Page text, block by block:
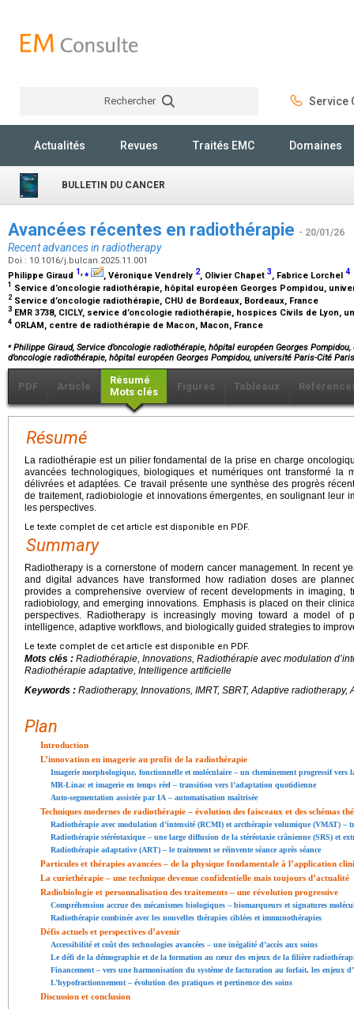
Rechercher Service
Actualités Revues Traités EMC Domaines
BULLETIN DU CANCER
Avancées récentes en radiothérapie - 20/01/26
Recent advances in radiotherapy
Doi : 10.1016/j.bulcan.2025.11.001
Philippe Giraud 1,⁎ , Véronique Vendrely 2, Olivier Chapet 3, Fabrice Lorchel 4
1 Service d’oncologie radiothérapie, hôpital européen Georges Pompidou,
2 Service d’oncologie radiothérapie, CHU de Bordeaux, Bordeaux, France
3 EMR 3738, CICLY, service d’oncologie radiothérapie, hospices Civils de Lyon,
4 ORLAM, centre de radiothérapie de Macon, Macon, France
⁎Philippe Giraud, Service d’oncologie radiothérapie, hôpital européen Georges
d’oncologie radiothérapie, hôpital européen Georges Pompidou, université Paris-Cité
PDF Article
Résumé
Mots clés
Figures Tableaux
Résumé
La radiothérapie est un pilier fondamental de la prise en charge
avancées technologiques, biologiques et numériques ont transformé la
délivrées et adaptées. Ce travail présente une synthèse des progrès
de traitement, radiobiologie et innovations émergentes, en soulignant leur
les perspectives.
Le texte complet de cet article est disponible en PDF.
Summary
Radiotherapy is a cornerstone of modern cancer management. In recent
and digital advances have transformed how radiation doses are
provides a comprehensive overview of recent developments in imaging,
radiobiology, and emerging innovations. Emphasis is placed on their
perspectives. Radiotherapy is increasingly moving toward a model of
intelligence, adaptive workflows, and biologically guided strategies to
Le texte complet de cet article est disponible en PDF.
Mots clés : Radiothérapie, Innovations, Radiothérapie avec modulation
Radiothérapie adaptative, Intelligence artificielle
Keywords : Radiotherapy, Innovations, IMRT, SBRT, Adaptive radiotherapy,
Plan
Introduction
L’innovation en imagerie au profit de la radiothérapie
Imagerie morphologique, fonctionnelle et moléculaire – un cheminement progressif vers
MR-Linac et imagerie en temps réel – transition vers l’adaptation quotidienne
Auto-segmentation assistée par IA – automatisation maîtrisée
Techniques modernes de radiothérapie – évolution des faisceaux et des schémas
Radiothérapie avec modulation d’intensité (RCMI) et arcthérapie volumique (VMAT) –
Radiothérapie stéréotaxique – une large diffusion de la stéréotaxie crânienne (SRS) et
Radiothérapie adaptative (ART) – le traitement se réinvente séance après séance
Particules et thérapies avancées – de la physique fondamentale à l’application
La curiethérapie – une technique devenue confidentielle mais toujours d’actualité
Radiobiologie et personnalisation des traitements – une révolution progressive
Compréhension accrue des mécanismes biologiques – biomarqueurs et signatures
Radiothérapie combinée avec les nouvelles thérapies ciblées et immunothérapies
Défis actuels et perspectives d’avenir
Accessibilité et coût des technologies avancées – une inégalité d’accès aux soins
Le défi de la démographie et de la formation au cœur des enjeux de la filière
Financement – vers une harmonisation du système de facturation au forfait, les enjeux
L’hypofractionnement – évolution des pratiques et pertinence des soins
Discussion et conclusion